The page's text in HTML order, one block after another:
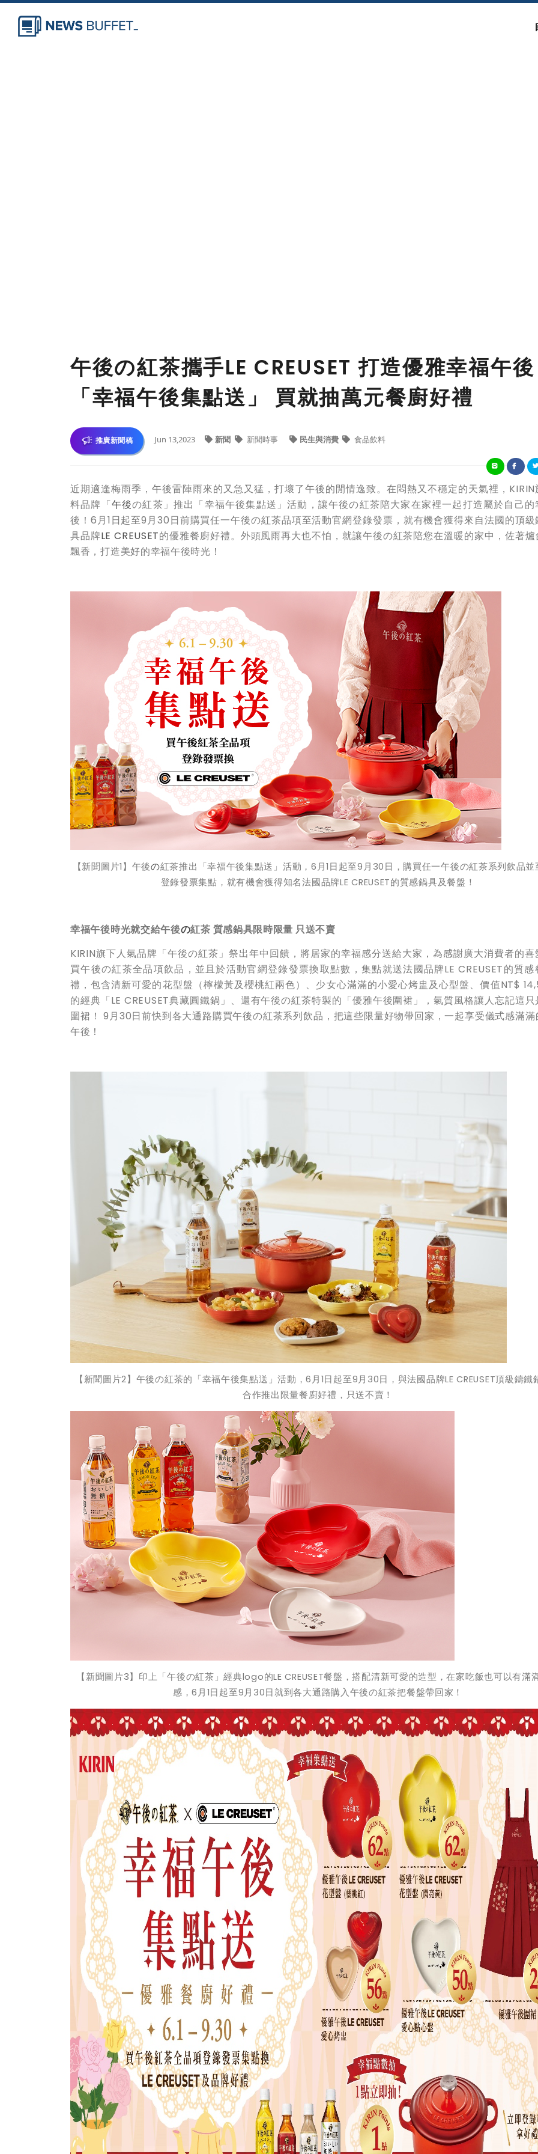
午後の紅茶攜手LE CREUSET 打造優雅幸福午後
「幸福午後集點送」 買就抽萬元餐廚好禮
推廣新聞稿 Jun 13,2023 新聞 新聞時事 民生與消費 食品飲料
近期適逢梅雨季，午後雷陣雨來的又急又猛，打壞了午後的閒情逸致。在悶熱又不穩定的天氣裡，
料品牌「午後の紅茶」推出「幸福午後集點送」活動，讓午後の紅茶陪大家在家裡一起打造屬於自己的
後！6月1日起至9月30日前購買任一午後の紅茶品項至活動官網登錄發票，就有機會獲得來自法國的頂
具品牌LE CREUSET的優雅餐廚好禮。外頭風雨再大也不怕，就讓午後の紅茶陪您在溫暖的家中，佐著
飄香，打造美好的幸福午後時光！
【新聞圖片1 】午後の紅茶推出「幸福午後集點送」活動， 6 月1 日起至9 月 30 日 ，購買任一午後の紅茶系列飲品並
登錄發票集點，就有機會獲得知名法國品牌LE CREUSET的質感鍋具及餐盤！
幸福午後時光就交給午後の紅茶 質感鍋具限時限量 只送不賣
KIRIN旗下人氣品牌「午後の紅茶」祭出年中回饋，將居家的幸福感分送給大家，為感謝廣大消費者的
買午後の紅茶全品項飲品，並且於活動官網登錄發票換取點數，集點就送法國品牌LE CREUSET的質感
禮，包含清新可愛的花型盤（檸檬黃及櫻桃紅兩色）、少女心滿滿的小愛心烤盅及心型盤、價值NT$
的經典「LE CREUSET典藏圓鐵鍋」、還有午後の紅茶特製的「優雅午後圍裙」，氣質風格讓人忘記這
圍裙！ 9月30日前快到各大通路購買午後の紅茶系列飲品，把這些限量好物帶回家，一起享受儀式感滿
午後！
【新聞圖片2】午後の紅茶的「幸福午後集點送」活動，6 月 1日起至9月 30日 ，與法國品牌LE CREUSET頂級鑄鐵
合作推出限量餐廚好禮，只送不賣！
【新聞圖片3】 印上「午後の紅茶」經典logo的LE CREUSET餐盤，搭配清新可愛的造型，在家吃飯也可以有滿
感，6月 1日起至9月 30日就到各大通路購入午後の紅茶把餐盤帶回家！